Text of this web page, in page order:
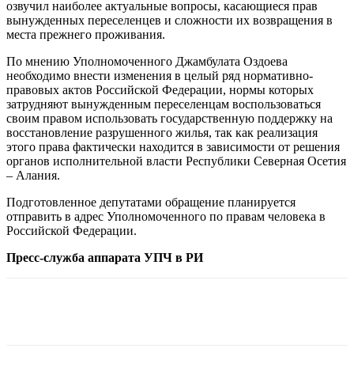
озвучил наиболее актуальные вопросы, касающиеся прав
вынужденных переселенцев и сложности их возвращения в
места прежнего проживания.
По мнению Уполномоченного Джамбулата Оздоева
необходимо внести изменения в целый ряд нормативно-
правовых актов Российской Федерации, нормы которых
затрудняют вынужденным переселенцам воспользоваться
своим правом использовать государственную поддержку на
восстановление разрушенного жилья, так как реализация
этого права фактически находится в зависимости от решения
органов исполнительной власти Республики Северная Осетия
– Алания.
Подготовленное депутатами обращение планируется
отправить в адрес Уполномоченного по правам человека в
Российской Федерации.
Пресс-служба аппарата УПЧ в РИ